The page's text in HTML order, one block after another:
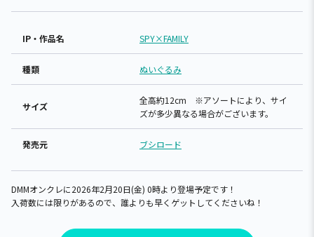
IP・作品名 SPY×FAMILY
種類 ぬいぐるみ
サイズ
全高約12cm ※アソートにより、サイ
ズが多少異なる場合がございます。
発売元 ブシロード
DMMオンクレに2026年2月20日(金) 0時より登場予定です！
入荷数には限りがあるので、誰よりも早くゲットしてくださいね！